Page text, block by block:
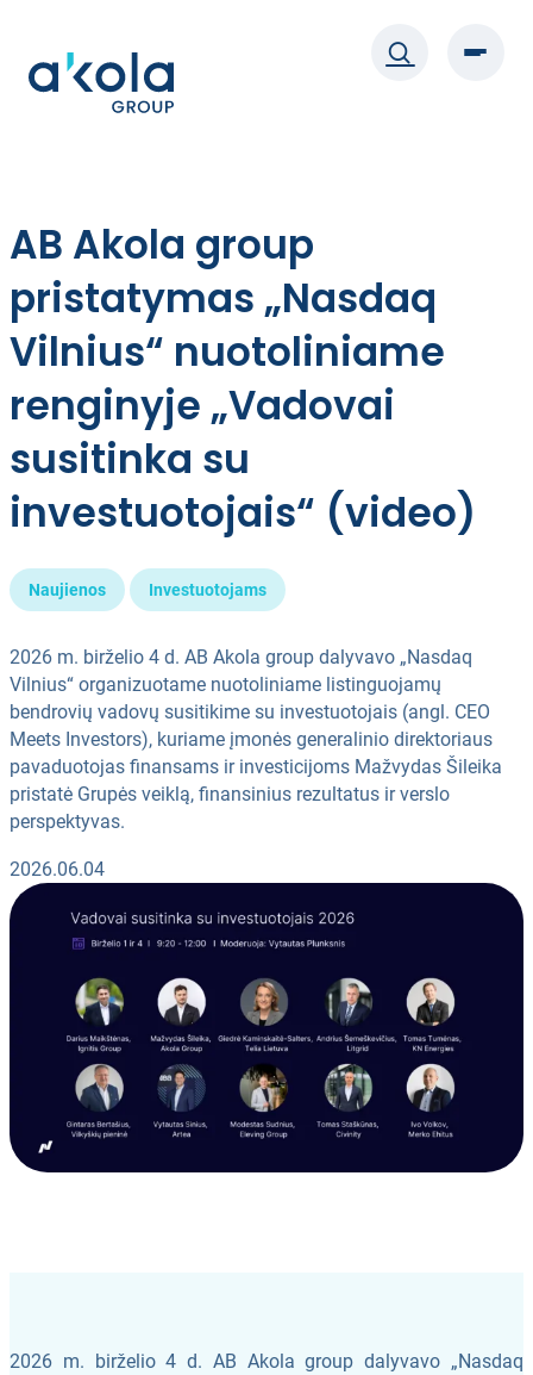
turinio
AB Akola group
pristatymas „Nasdaq
Vilnius“ nuotoliniame
renginyje „Vadovai
susitinka su
investuotojais“ (video)
Naujienos Investuotojams
2026 m. birželio 4 d. AB Akola group dalyvavo „Nasdaq
Vilnius“ organizuotame nuotoliniame listinguojamų
bendrovių vadovų susitikime su investuotojais (angl. CEO
Meets Investors), kuriame įmonės generalinio direktoriaus
pavaduotojas finansams ir investicijoms Mažvydas Šileika
pristatė Grupės veiklą, finansinius rezultatus ir verslo
perspektyvas.
2026.06.04
2026 m. birželio 4 d. AB Akola group dalyvavo „Nasdaq